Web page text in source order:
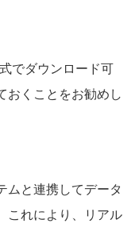
でダウンロード可
おくことをお勧めし
ムと連携してデータ
これにより、リアル